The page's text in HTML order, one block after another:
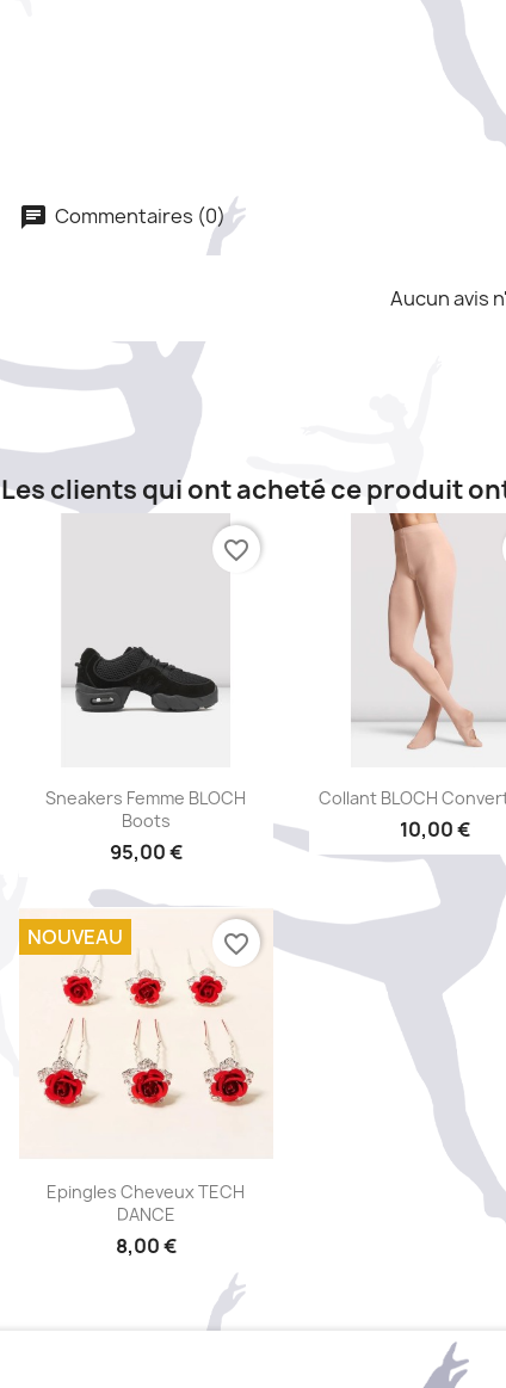
Commentaires (0)
Aucun avis
Les clients qui ont acheté ce produit
Aperçu rapide
Sneakers Femme BLOCH
Boots
95,00 €
favorite_border
Aperçu
Collant BLOCH
10,00 €
Aperçu rapide
Epingles Cheveux TECH
DANCE
8,00 €
NOUVEAU favorite_border